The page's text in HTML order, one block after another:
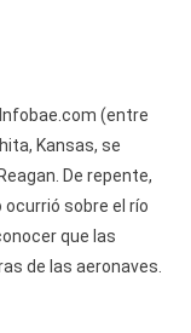
(entre
Kansas, se
De repente,
sobre el río
que las
de las aeronaves.